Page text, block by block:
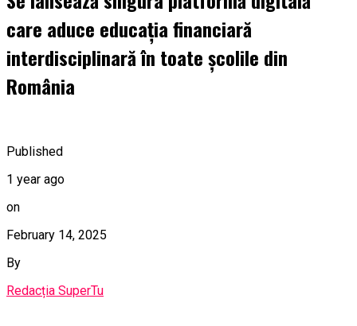
care aduce educația financiară
interdisciplinară în toate școlile din
România
Published
1 year ago
on
February 14, 2025
By
Redacția SuperTu